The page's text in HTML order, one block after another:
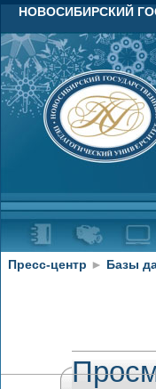
НОВОСИБИРСКИЙ
Пресс-центр ► Базы